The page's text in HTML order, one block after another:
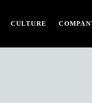
CULTURE